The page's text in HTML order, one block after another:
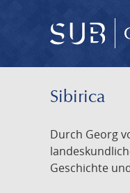
Sibirica
Durch Georg
Geschichte